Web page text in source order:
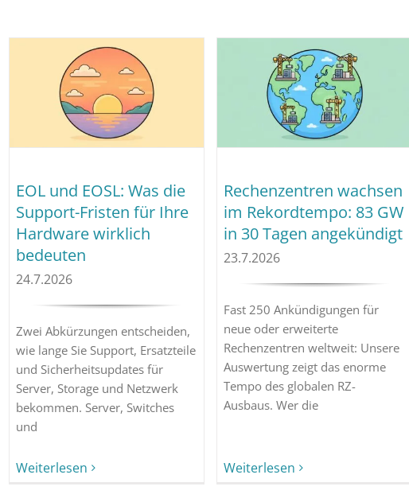
EOL und EOSL: Was die
Support-Fristen für Ihre
Hardware wirklich
bedeuten
24.7.2026
Zwei Abkürzungen entscheiden,
wie lange Sie Support, Ersatzteile
und Sicherheitsupdates für
Server, Storage und Netzwerk
bekommen. Server, Switches
und
Weiterlesen
Rechenzentren wachsen
im Rekordtempo: 83 GW
in 30 Tagen angekündigt
23.7.2026
Fast 250 Ankündigungen für
neue oder erweiterte
Rechenzentren weltweit: Unsere
Auswertung zeigt das enorme
Tempo des globalen RZ-
Ausbaus. Wer die
Weiterlesen